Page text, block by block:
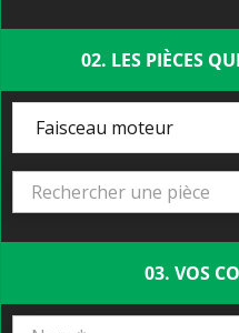
02. LES PIÈCES
Faisceau moteur
03. VOS